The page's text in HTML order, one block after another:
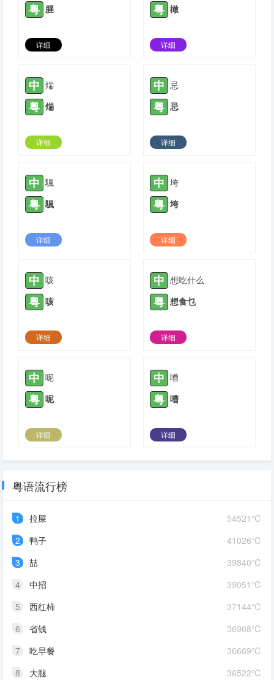
粤 腥
详细
粤 橄
详细
中 煓
粤 煓
详细
中 忌
粤 忌
详细
中 颿
粤 颿
详细
中 垮
粤 垮
详细
中 咳
粤 咳
详细
中 想吃什么
粤 想食乜
详细
中 呢
粤 呢
详细
中 嘈
粤 嘈
详细
粤语流行榜
54521℃
1
拉屎
41026℃
2
鸭子
39840℃
3
喆
39051℃
4
中招
37144℃
5
西红柿
36968℃
6
省钱
36669℃
7
吃早餐
36522℃
8
大腿